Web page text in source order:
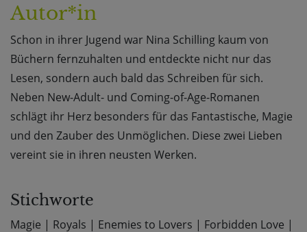
Autor*in
Schon in ihrer Jugend war Nina Schilling kaum von
Büchern fernzuhalten und entdeckte nicht nur das
Lesen, sondern auch bald das Schreiben für sich.
Neben New-Adult- und Coming-of-Age-Romanen
schlägt ihr Herz besonders für das Fantastische, Magie
und den Zauber des Unmöglichen. Diese zwei Lieben
vereint sie in ihren neusten Werken.
Stichworte
Magie | Royals | Enemies to Lovers | Forbidden Love |